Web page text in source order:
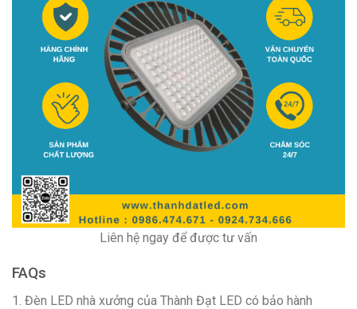
Liên hệ ngay để được tư vấn
FAQs
1. Đèn LED nhà xưởng của Thành Đạt LED có bảo hành